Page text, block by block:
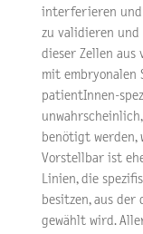
interferieren und
zu validieren und
dieser Zellen
mit embryonalen
patientInnen-
benötigt werden,
Vorstellbar ist
Linien, die
besitzen, aus der
gewählt wird.